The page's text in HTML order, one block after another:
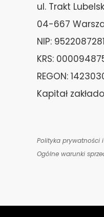
ul. Trakt
04-667
NIP: 9522087281
KRS:
REGON:
Kapitał
Polityka prywatności
Ogólne warunki